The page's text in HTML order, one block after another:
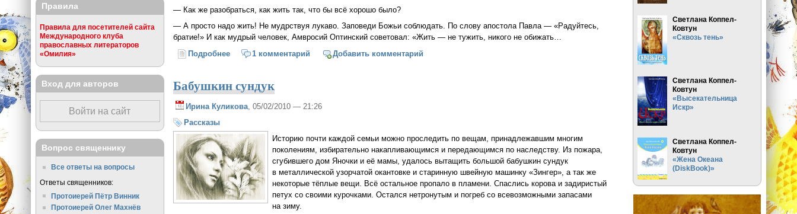
— Как же разобраться, как жить так, что бы всё хорошо было?
— А просто надо жить! Не мудрствуя лукаво. Заповеди Божьи соблюдать. По слову апостола Павла — «Радуйтесь,
братие!» И как мудрый человек, Амвросий Оптинский советовал: «Жить — не тужить, никого не обижать…
Подробнеео Как жить?1 комментарий Добавить комментарий
Бабушкин сундук
Ирина Куликова , 05/02/2010 — 21:26
Рассказы
Историю почти каждой семьи можно проследить по вещам, принадлежавшим многим
поколениям, избирательно накапливающимся и передающимся по наследству. Из пожара,
сгубившего дом Яночки и её мамы, удалось вытащить большой бабушкин сундук
в металлической узорчатой окантовке и старинную швейную машинку «Зингер», а так же
некоторые тёплые вещи. Всё остальное пропало в пламени. Спаслись корова и задиристый
петух со своими курочками. Остался нетронутым и погреб со всевозможными запасами
на зиму.
Правила
Правила для посетителей сайта
Международного клуба
православных литераторов
«Омилия»
Вход для авторов
Войти на сайт
Вопрос священнику
Все ответы на вопросы
Ответы священников:
Протоиерей Пётр Винник
Протоиерей Олег Махнёв
Светлана Коппел-
Ковтун
«Сквозь тень»
Светлана Коппел-
Ковтун
«Высекательница
Искр»
Светлана Коппел-
Ковтун
«Жена Океана
(DiskBook)»